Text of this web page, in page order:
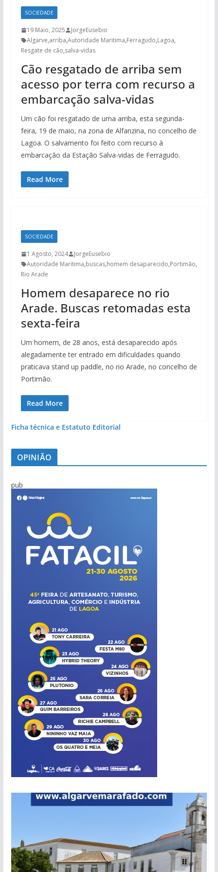
SOCIEDADE
19 Maio, 2025
JorgeEusebio
Algarve,arriba,Autoridade Maritima,Ferragudo,Lagoa,
Resgate de cão,salva-vidas
Cão resgatado de arriba sem
acesso por terra com recurso a
embarcação salva-vidas
Um cão foi resgatado de uma arriba, esta segunda-
feira, 19 de maio, na zona de Alfanzina, no concelho de
Lagoa. O salvamento foi feito com recurso à
embarcação da Estação Salva-vidas de Ferragudo.
Read More
SOCIEDADE
1 Agosto, 2024
JorgeEusebio
Autoridade Maritima,buscas,homem desaparecido,Portimão,
Rio Arade
Homem desaparece no rio
Arade. Buscas retomadas esta
sexta-feira
Um homem, de 28 anos, está desaparecido após
alegadamente ter entrado em dificuldades quando
praticava stand up paddle, no rio Arade, no concelho de
Portimão.
Read More
Ficha técnica e Estatuto Editorial
OPINIÃO
pub